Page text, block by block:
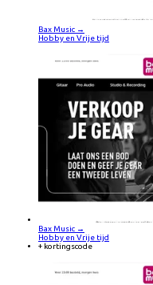
Bax Music →
Hobby en Vrije tijd
Bax Music →
Hobby en Vrije tijd
+ kortingscode